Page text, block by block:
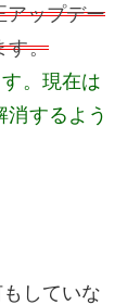
アップデー
す。
。現在は
消するよう
していな